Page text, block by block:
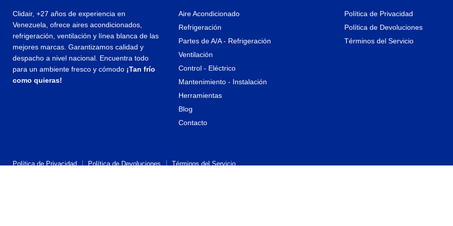
Clidair, +27 años de experiencia en
Venezuela, ofrece aires acondicionados,
refrigeración, ventilación y línea blanca de las
mejores marcas. Garantizamos calidad y
despacho a nivel nacional. Encuentra todo
para un ambiente fresco y cómodo ¡Tan frío
como quieras!
Aire Acondicionado
Refrigeración
Partes de A/A - Refrigeración
Ventilación
Control - Eléctrico
Mantenimiento - Instalación
Herramientas
Blog
Contacto
Política de Privacidad
Política de Devoluciones
Términos del Servicio
Política de Privacidad Política de Devoluciones Términos del Servicio